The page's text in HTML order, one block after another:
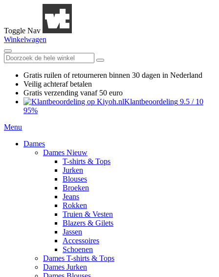
Toggle Nav
Winkelwagen
Gratis ruilen of retourneren binnen 30 dagen in Nederland
Veilig achteraf betalen
Gratis verzending vanaf 50 euro
Klantbeoordeling 9.5 / 10
95%
Menu
Dames
Dames Nieuw
T-shirts & Tops
Jurken
Blouses
Broeken
Jeans
Rokken
Truien & Vesten
Blazers & Gilets
Jassen
Accessoires
Schoenen
Dames T-shirts & Tops
Dames Jurken